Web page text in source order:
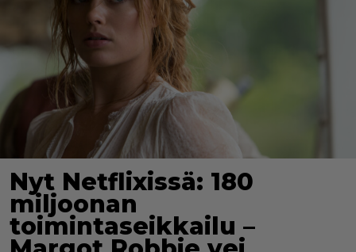
Nyt Netflixissä: 180
miljoonan
toimintaseikkailu –